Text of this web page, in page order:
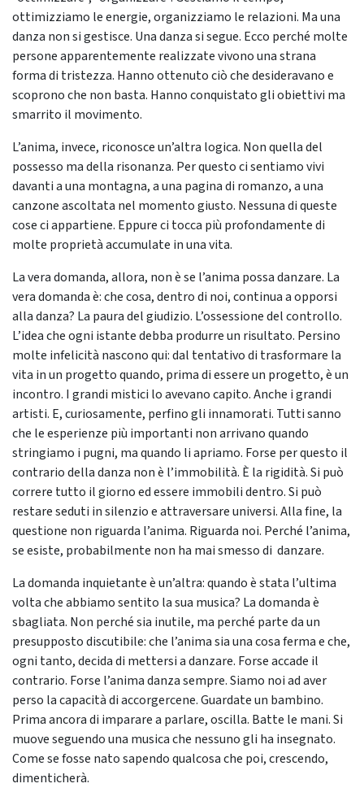
ottimizziamo le energie, organizziamo le relazioni. Ma una
danza non si gestisce. Una danza si segue. Ecco perché molte
persone apparentemente realizzate vivono una strana
forma di tristezza. Hanno ottenuto ciò che desideravano e
scoprono che non basta. Hanno conquistato gli obiettivi ma
smarrito il movimento.
L’anima, invece, riconosce un’altra logica. Non quella del
possesso ma della risonanza. Per questo ci sentiamo vivi
davanti a una montagna, a una pagina di romanzo, a una
canzone ascoltata nel momento giusto. Nessuna di queste
cose ci appartiene. Eppure ci tocca più profondamente di
molte proprietà accumulate in una vita.
La vera domanda, allora, non è se l’anima possa danzare. La
vera domanda è: che cosa, dentro di noi, continua a opporsi
alla danza? La paura del giudizio. L’ossessione del controllo.
L’idea che ogni istante debba produrre un risultato. Persino
molte infelicità nascono qui: dal tentativo di trasformare la
vita in un progetto quando, prima di essere un progetto, è un
incontro. I grandi mistici lo avevano capito. Anche i grandi
artisti. E, curiosamente, perfino gli innamorati. Tutti sanno
che le esperienze più importanti non arrivano quando
stringiamo i pugni, ma quando li apriamo. Forse per questo il
contrario della danza non è l’immobilità. È la rigidità. Si può
correre tutto il giorno ed essere immobili dentro. Si può
restare seduti in silenzio e attraversare universi. Alla fine, la
questione non riguarda l’anima. Riguarda noi. Perché l’anima,
se esiste, probabilmente non ha mai smesso di danzare.
La domanda inquietante è un’altra: quando è stata l’ultima
volta che abbiamo sentito la sua musica? La domanda è
sbagliata. Non perché sia inutile, ma perché parte da un
presupposto discutibile: che l’anima sia una cosa ferma e che,
ogni tanto, decida di mettersi a danzare. Forse accade il
contrario. Forse l’anima danza sempre. Siamo noi ad aver
perso la capacità di accorgercene. Guardate un bambino.
Prima ancora di imparare a parlare, oscilla. Batte le mani. Si
muove seguendo una musica che nessuno gli ha insegnato.
Come se fosse nato sapendo qualcosa che poi, crescendo,
dimenticherà.